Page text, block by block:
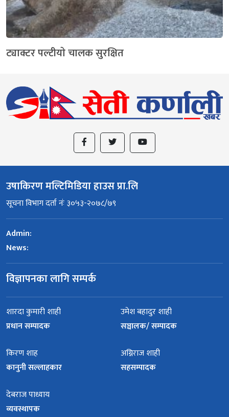
ट्याक्टर पल्टीयाे चालक सुरक्षित
उषाकिरण मल्टिमिडिया हाउस प्रा.लि
सूचना विभाग दर्ता नंः ३०५३-२०७८/७९
Admin:
News:
विज्ञापनका लागि सम्पर्क
शारदा कुमारी शाही
प्रधान सम्पादक
उमेश बहादुर शाही
सञ्चालक/ सम्पादक
किरण शाह
कानुनी सल्लाहकार
अग्निराज शाही
सहसम्पादक
देबराज पाध्याय
व्यवस्थापक